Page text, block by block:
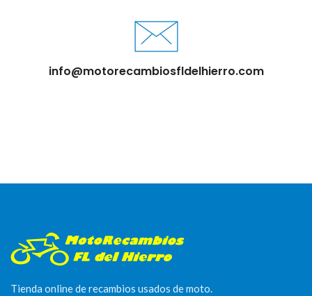
info@motorecambiosfldelhierro.com
Tienda online de recambios usados de moto.